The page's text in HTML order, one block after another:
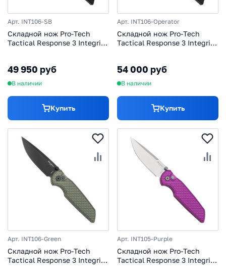
Арт. INT106-SB
Cкладной нож Pro-Tech
Tactical Response 3 Integrity
алюминий, черный
49 950 руб
В наличии
Купить
Арт. INT106-Operator
Cкладной нож Pro-Tech
Tactical Response 3 Integrity
алюминий, черный
54 000 руб
В наличии
Купить
Арт. INT106-Green
Cкладной нож Pro-Tech
Tactical Response 3 Integrity
Арт. INT105-Purple
Cкладной нож Pro-Tech
Tactical Response 3 Integrity